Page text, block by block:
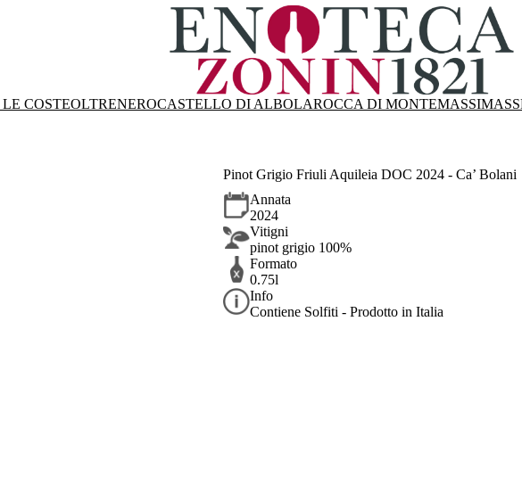
COSTEOLTRENEROCASTELLO DI ALBOLAROCCA DI MONTEMASSI
Pinot Grigio Friuli Aquileia DOC 2024 - Ca’ Bolani
Annata
2024
Vitigni
pinot grigio 100%
Formato
0.75l
Info
Contiene Solfiti - Prodotto in Italia